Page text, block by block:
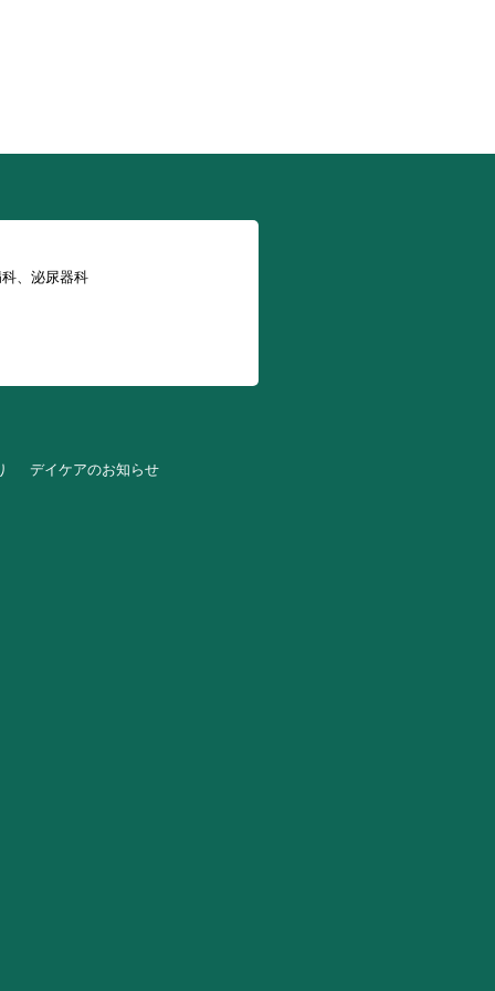
、泌尿器科
デイケアのお知らせ